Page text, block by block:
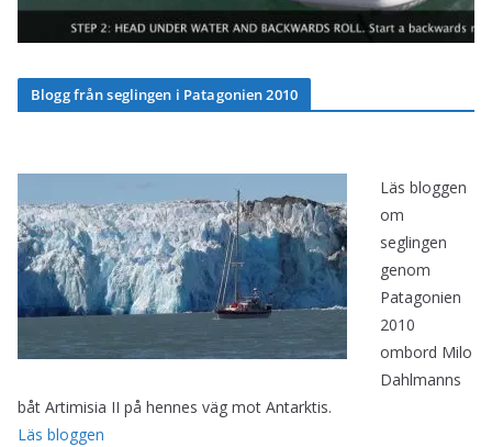
Blogg från seglingen i Patagonien 2010
Läs bloggen
om
seglingen
genom
Patagonien
2010
ombord Milo
Dahlmanns
båt Artimisia II på hennes väg mot Antarktis.
Läs bloggen